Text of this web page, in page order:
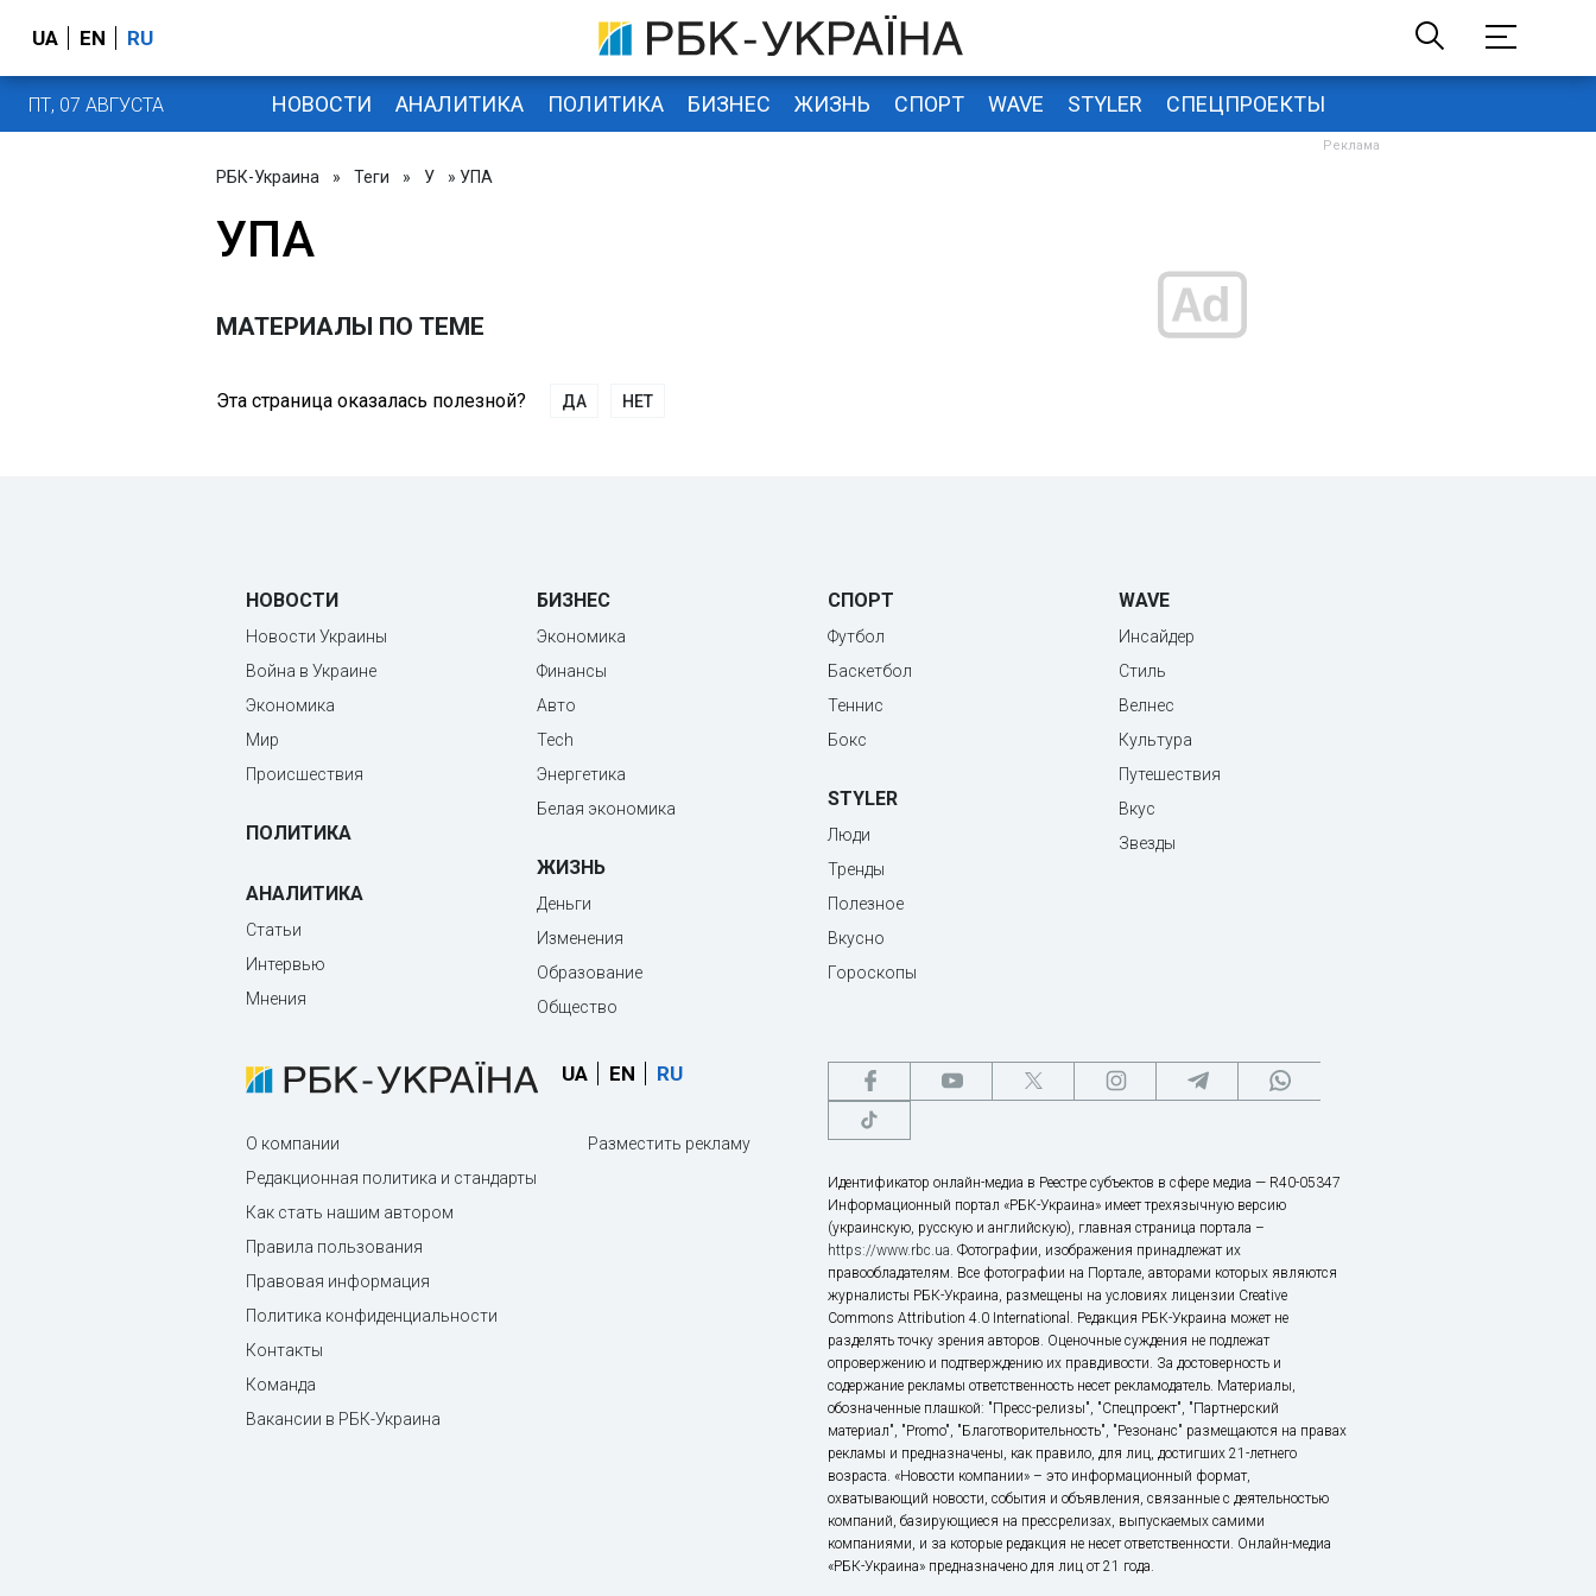
UA EN RU
ПТ, 07 АВГУСТА НОВОСТИ АНАЛИТИКА ПОЛИТИКА БИЗНЕС ЖИЗНЬ СПОРТ WAVE STYLER СПЕЦПРОЕКТЫ
РБК-Украина » Теги » У » УПА
УПА
МАТЕРИАЛЫ ПО ТЕМЕ
Эта страница оказалась полезной? ДА НЕТ
НОВОСТИ
Новости Украины
Война в Украине
Экономика
Мир
Происшествия
ПОЛИТИКА
АНАЛИТИКА
Статьи
Интервью
Мнения
БИЗНЕС
Экономика
Финансы
Авто
Tech
Энергетика
Белая экономика
ЖИЗНЬ
Деньги
Изменения
Образование
Общество
СПОРТ
Футбол
Баскетбол
Теннис
Бокс
STYLER
Люди
Тренды
Полезное
Вкусно
Гороскопы
WAVE
Инсайдер
Стиль
Велнес
Культура
Путешествия
Вкус
Звезды
UA EN RU
О компании
Редакционная политика и стандарты
Как стать нашим автором
Правила пользования
Правовая информация
Политика конфиденциальности
Контакты
Команда
Вакансии в РБК-Украина
Разместить рекламу
Идентификатор онлайн-медиа в Реестре субъектов в сфере медиа — R40-05347
Информационный портал «РБК-Украина» имеет трехязычную версию
(украинскую, русскую и английскую), главная страница портала –
https://www.rbc.ua. Фотографии, изображения принадлежат их
правообладателям. Все фотографии на Портале, авторами которых являются
журналисты РБК-Украина, размещены на условиях лицензии Creative
Commons Attribution 4.0 International. Редакция РБК-Украина может не
разделять точку зрения авторов. Оценочные суждения не подлежат
опровержению и подтверждению их правдивости. За достоверность и
содержание рекламы ответственность несет рекламодатель. Материалы,
обозначенные плашкой: "Пресс-релизы", "Спецпроект", "Партнерский
материал", "Promo", "Благотворительность", "Резонанс" размещаются на правах
рекламы и предназначены, как правило, для лиц, достигших 21-летнего
возраста. «Новости компании» – это информационный формат,
охватывающий новости, события и объявления, связанные с деятельностью
компаний, базирующиеся на прессрелизах, выпускаемых самими
компаниями, и за которые редакция не несет ответственности. Онлайн-медиа
«РБК-Украина» предназначено для лиц от 21 года.